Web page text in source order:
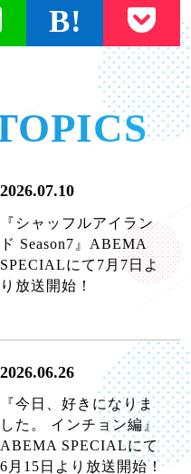
2026.07.10
『シャッフルアイラン
ド Season7』ABEMA
SPECIALにて7月7日よ
り放送開始！
2026.06.26
『今日、好きになりま
した。 インチョン編』
ABEMA SPECIALにて
6月15日より放送開始！